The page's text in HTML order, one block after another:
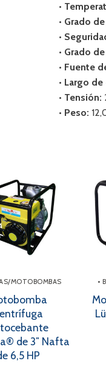
•
• Grado
•
• Grado
• Fuente
• Largo de
• Tensión:
• Peso:
MOTOBOMBAS
de 3″ Nafta
6,5 HP
•